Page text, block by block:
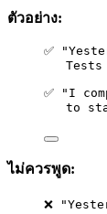
ตัวอย่าง:
✅
✅ "I
to
ไม่ควรพูด:
❌